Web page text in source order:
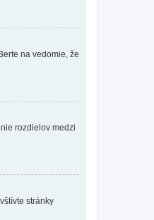
na vedomie, že
rozdielov medzi
stránky